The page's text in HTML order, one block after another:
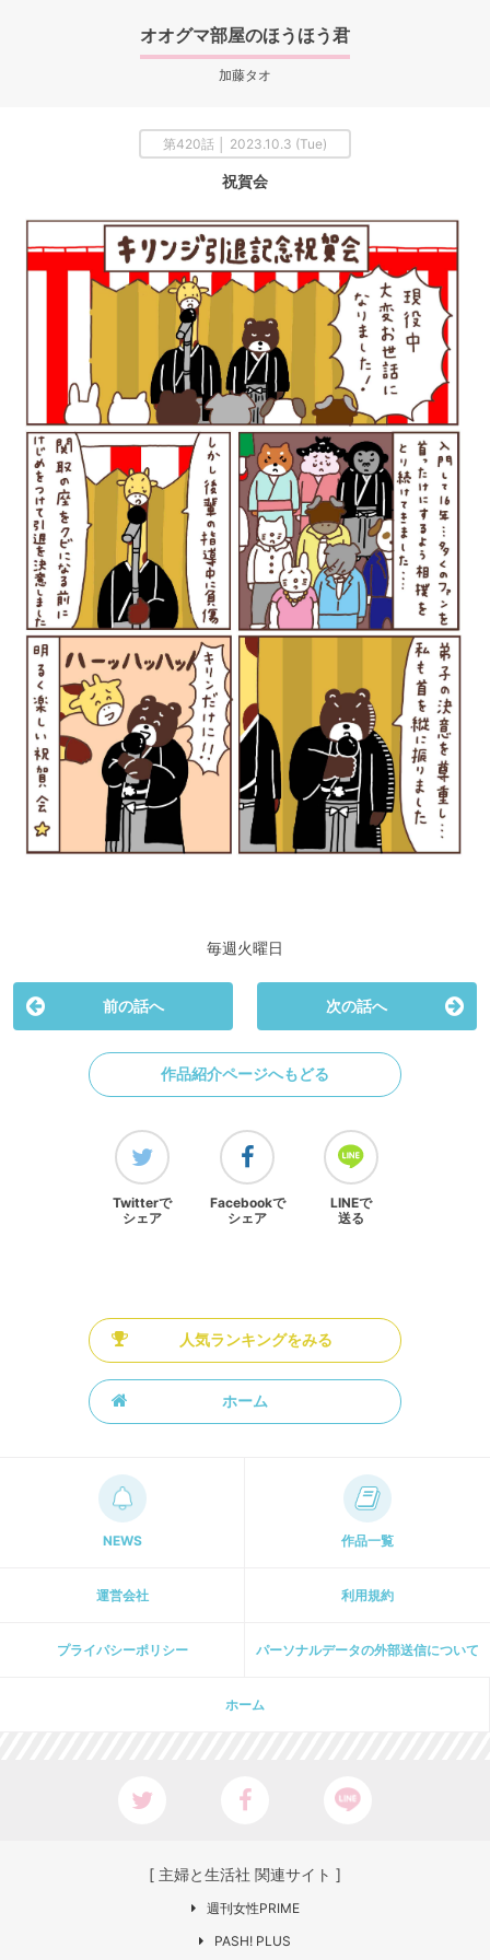
オオグマ部屋のほうほう君
加藤タオ
第420話 │ 2023.10.3 (Tue)
祝賀会
毎週火曜日
前の話へ 次の話へ
作品紹介ページへもどる
Twitterで
シェア
Facebookで
シェア
LINEで
送る
人気ランキングをみる
ホーム
NEWS 作品一覧
運営会社 利用規約
プライパシーポリシー パーソナルデータの外部送信について
ホーム
[ 主婦と生活社 関連サイト ]
週刊女性PRIME
PASH! PLUS